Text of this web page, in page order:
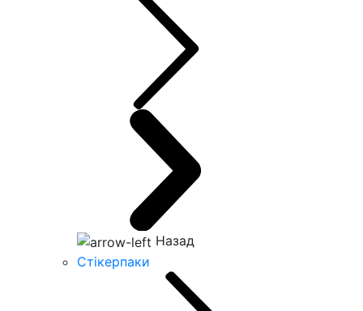
Назад
Стікерпаки